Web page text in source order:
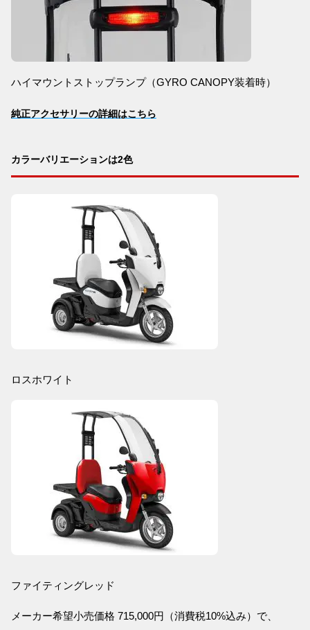
ハイマウントストップランプ（GYRO CANOPY装着時）
純正アクセサリーの詳細はこちら
カラーバリエーションは2色
ロスホワイト
ファイティングレッド
メーカー希望小売価格 715,000円（消費税10%込み）で、